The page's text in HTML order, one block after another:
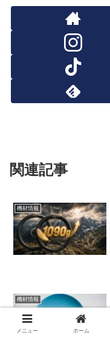
関連記事
機材情報
機材情報
メニュー ホーム